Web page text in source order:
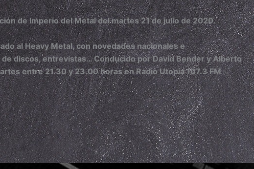
de Imperio del Metal del martes 21 de julio de 2020.
al Heavy Metal, con novedades nacionales e
discos, entrevistas… Conducido por David Bender y Alberto
entre 21.30 y 23.00 horas en Radio Utopía 107.3 FM